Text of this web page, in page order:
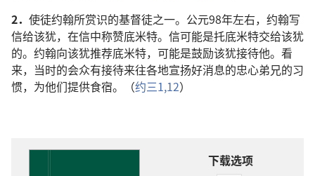
2． 使徒约翰所赏识的基督徒之一。公元98年左右，约翰写
信给该犹，在信中称赞底米特。信可能是托底米特交给该犹
的。约翰向该犹推荐底米特，可能是鼓励该犹接待他。看
来，当时的会众有接待来往各地宣扬好消息的忠心弟兄的习
惯，为他们提供食宿。（约三1,12）
下载选项